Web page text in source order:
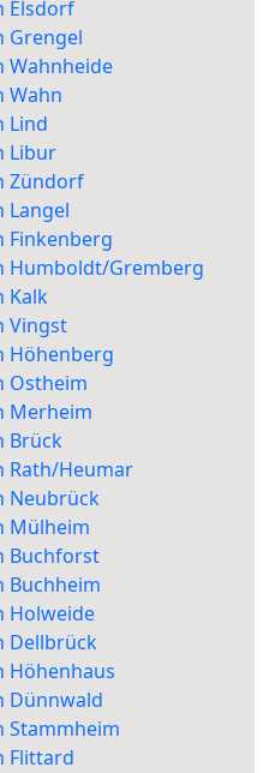
Elsdorf
Grengel
Wahnheide
Wahn
Lind
Libur
Zündorf
Langel
Finkenberg
Humboldt/Gremberg
Kalk
Vingst
Höhenberg
Ostheim
Merheim
Brück
Rath/Heumar
Neubrück
Mülheim
Buchforst
Buchheim
Holweide
Dellbrück
Höhenhaus
Dünnwald
Stammheim
Flittard